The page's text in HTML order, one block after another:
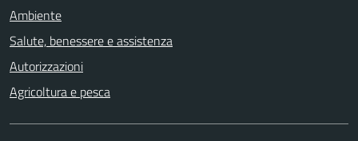
Ambiente
Salute, benessere e assistenza
Autorizzazioni
Agricoltura e pesca